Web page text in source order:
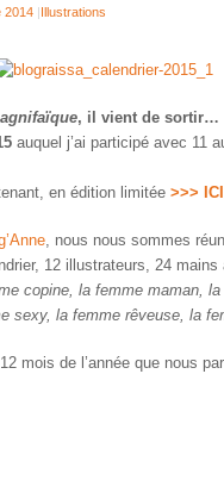
2014 |Illustrations
, il vient de sortir…
auquel j’ai participé avec 11
en édition limitée >>>
, nous nous sommes
12 illustrateurs, 24 mains
copine, la femme maman, la
sexy, la femme rêveuse, la
mois de l’année que nous